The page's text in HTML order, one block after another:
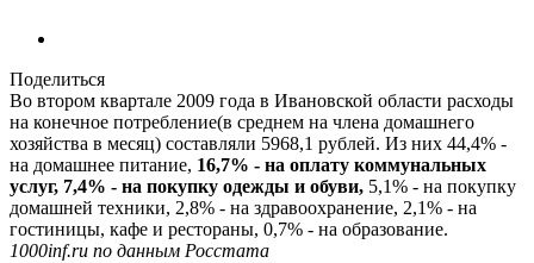
Поделиться
Во втором квартале 2009 года в Ивановской области расходы
на конечное потребление(в среднем на члена домашнего
хозяйства в месяц) составляли 5968,1 рублей. Из них 44,4% -
на домашнее питание, 16,7% - на оплату коммунальных
услуг, 7,4% - на покупку одежды и обуви, 5,1% - на покупку
домашней техники, 2,8% - на здравоохранение, 2,1% - на
гостиницы, кафе и рестораны, 0,7% - на образование.
1000inf.ru по данным Росстата